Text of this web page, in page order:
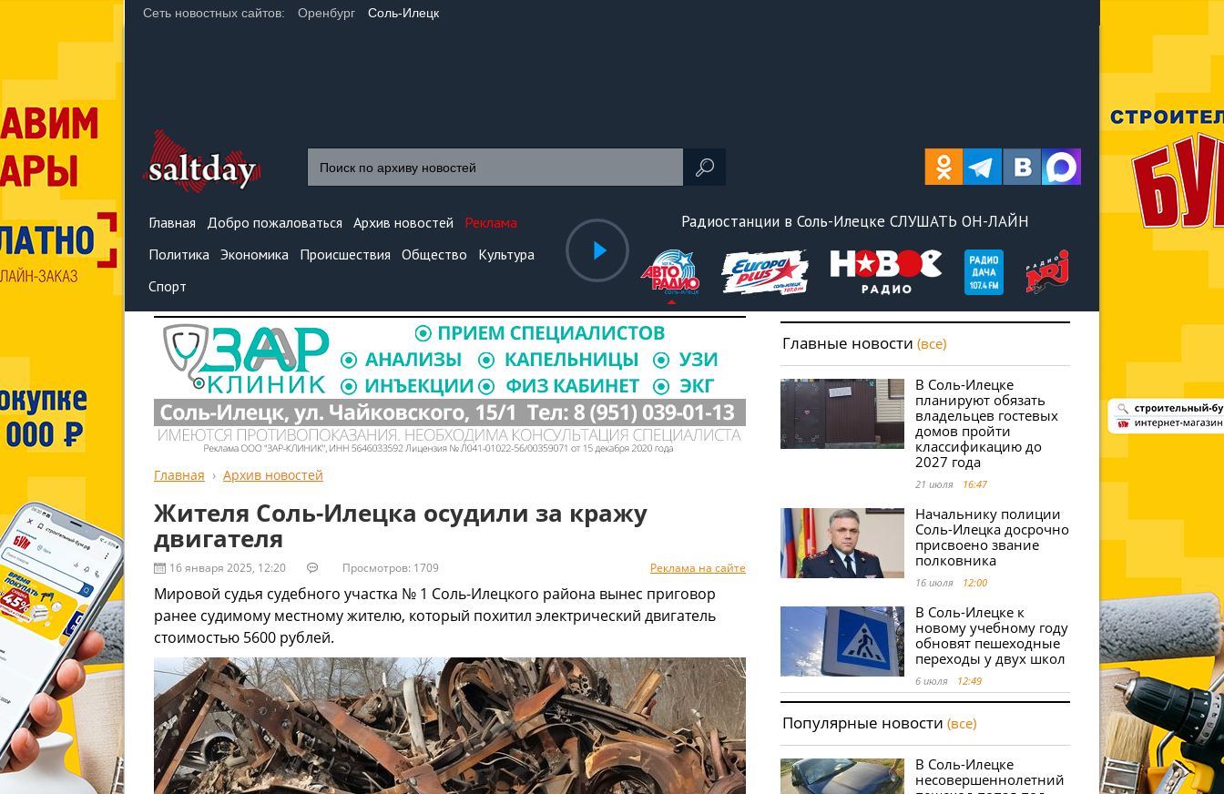
Сеть новостных сайтов: Оренбург Соль-Илецк
Главная Добро пожаловаться Архив новостей
Реклама
Политика Экономика Происшествия Общество
Культура
Спорт
Радиостанции в Соль-Илецке СЛУШАТЬ ОН-ЛАЙН
Главная Архив новостей
Жителя Соль-Илецка осудили за кражу
двигателя
16 января 2025, 12:20 Просмотров: 1709 Реклама на сайте
Мировой судья судебного участка № 1 Соль-Илецкого района вынес приговор
ранее судимому местному жителю, который похитил электрический двигатель
стоимостью 5600 рублей.
Главные новости (все)
В Соль-Илецке
планируют обязать
владельцев гостевых
домов пройти
классификацию до
2027 года
21 июля 16:47
Начальнику полиции
Соль-Илецка досрочно
присвоено звание
полковника
16 июля 12:00
В Соль-Илецке к
новому учебному году
обновят пешеходные
переходы у двух школ
6 июля 12:49
Популярные новости (все)
В Соль-Илецке
несовершеннолетний